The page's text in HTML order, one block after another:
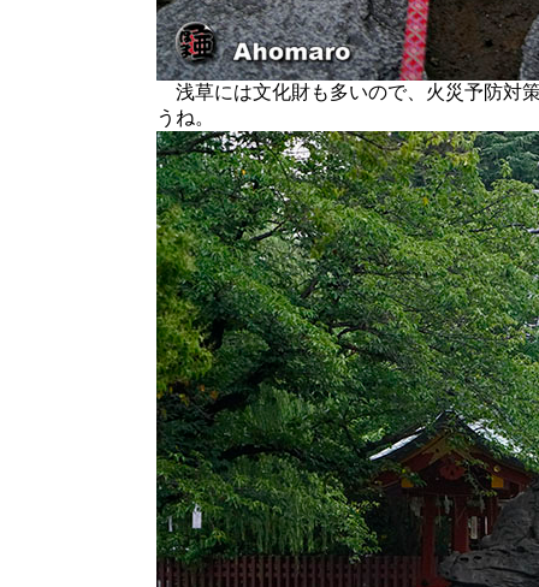
浅草には文化財も多いので、火災予防対
うね。